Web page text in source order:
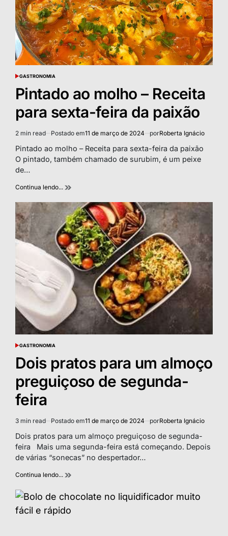
POSTED
GASTRONOMIA
Pintado ao molho – Receita
para sexta-feira da paixão
Estimated
read
time
2 min read Postado em11 de março de 2024 porRoberta Ignácio
Pintado ao molho – Receita para sexta-feira da paixão
O pintado, também chamado de surubim, é um peixe
de…
Continua lendo...
POSTED
GASTRONOMIA
Dois pratos para um almoço
preguiçoso de segunda-
feira
Estimated
read
time
3 min read Postado em11 de março de 2024 porRoberta Ignácio
Dois pratos para um almoço preguiçoso de segunda-
feira Mais uma segunda-feira está começando. Depois
de várias “sonecas” no despertador…
Continua lendo...